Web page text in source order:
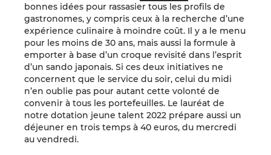
bonnes idées pour rassasier tous les profils de
gastronomes, y compris ceux à la recherche d’une
expérience culinaire à moindre coût. Il y a le menu
pour les moins de 30 ans, mais aussi la formule à
emporter à base d’un croque revisité dans l’esprit
d’un sando japonais. Si ces deux initiatives ne
concernent que le service du soir, celui du midi
n’en oublie pas pour autant cette volonté de
convenir à tous les portefeuilles. Le lauréat de
notre dotation jeune talent 2022 prépare aussi un
déjeuner en trois temps à 40 euros, du mercredi
au vendredi.